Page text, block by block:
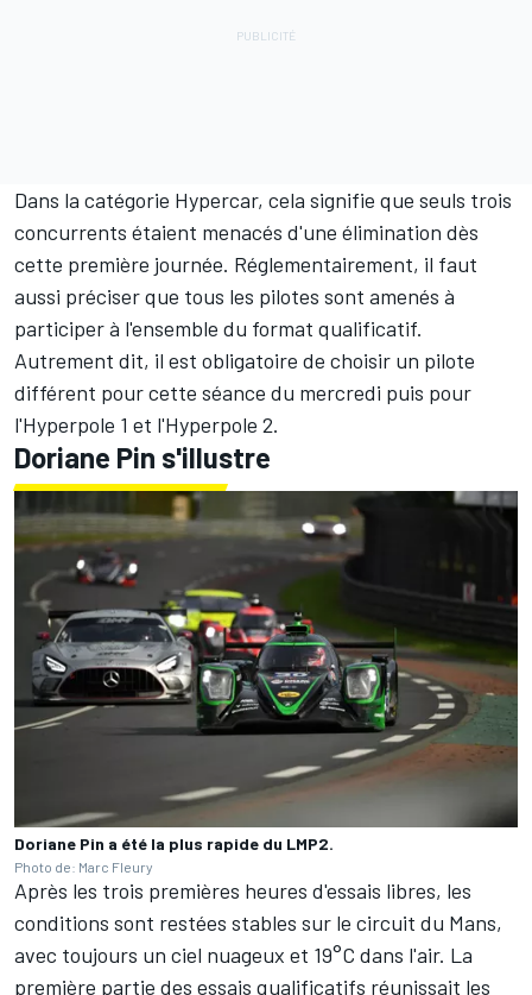
Dans la catégorie Hypercar, cela signifie que seuls trois
concurrents étaient menacés d'une élimination dès
cette première journée. Réglementairement, il faut
aussi préciser que tous les pilotes sont amenés à
participer à l'ensemble du format qualificatif.
Autrement dit, il est obligatoire de choisir un pilote
différent pour cette séance du mercredi puis pour
l'Hyperpole 1 et l'Hyperpole 2.
Doriane Pin s'illustre
Doriane Pin a été la plus rapide du LMP2.
Photo de: Marc Fleury
Après les trois premières heures d'essais libres, les
conditions sont restées stables sur le circuit du Mans,
avec toujours un ciel nuageux et 19°C dans l'air. La
première partie des essais qualificatifs réunissait les